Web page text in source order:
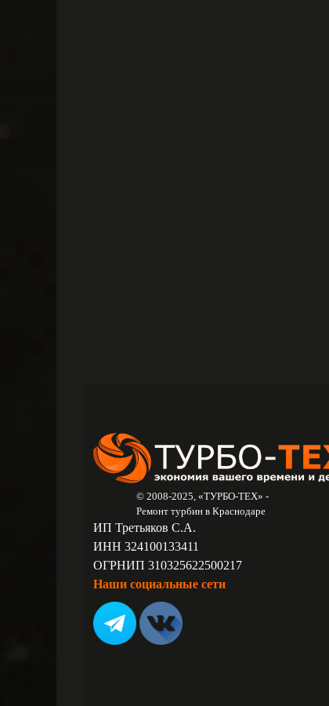
© 2008-2025, «ТУРБО-ТЕХ» -
Ремонт турбин в Краснодаре
ИП Третьяков С.А.
ИНН 324100133411
ОГРНИП 310325622500217
Наши социальные сети